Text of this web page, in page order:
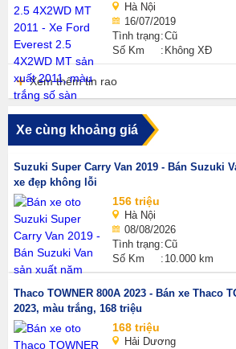
Hà Nội
16/07/2019
Tình trạng Cũ
Số Km
Không XĐ
Xem thêm tin rao
Xe cùng khoảng giá
Suzuki Super Carry Van 2019 - Bán Suzuki
xe đẹp không lỗi
156 triệu
Hà Nội
08/08/2026
Tình trạng Cũ
Số Km
10.000 km
Thaco TOWNER 800A 2023 - Bán xe Thaco
2023, màu trắng, 168 triệu
168 triệu
Hải Dương